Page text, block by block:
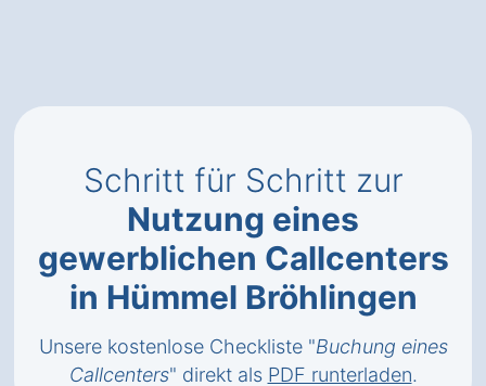
Schritt für Schritt zur
Nutzung eines
gewerblichen Callcenters
in Hümmel Bröhlingen
Unsere kostenlose Checkliste "Buchung eines
Callcenters" direkt als PDF runterladen.